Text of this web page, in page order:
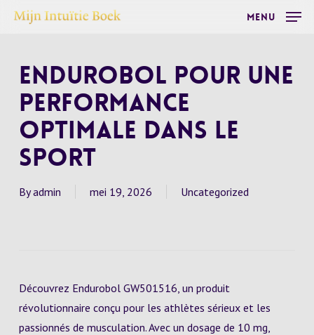
Skip
content
Menu
Endurobol pour une
Performance
Optimale dans le
Sport
By admin mei 19, 2026 Uncategorized
Découvrez Endurobol GW501516, un produit
révolutionnaire conçu pour les athlètes sérieux et les
passionnés de musculation. Avec un dosage de 10 mg,